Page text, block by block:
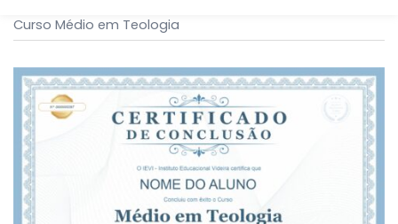
Curso Médio em Teologia